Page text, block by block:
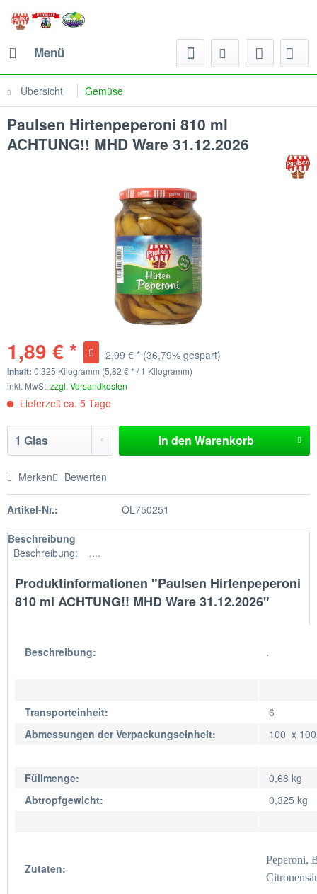
Menü
Übersicht Gemüse
Paulsen Hirtenpeperoni 810 ml
ACHTUNG!! MHD Ware 31.12.2026
1,89 € * 2,99 € * (36,79% gespart)
Inhalt: 0.325 Kilogramm (5,82 € * / 1 Kilogramm)
inkl. MwSt. zzgl. Versandkosten
Lieferzeit ca. 5 Tage
In den Warenkorb
Merken Bewerten
Artikel-Nr.: OL750251
Beschreibung
Beschreibung: ....
Produktinformationen "Paulsen Hirtenpeperoni
810 ml ACHTUNG!! MHD Ware 31.12.2026"
Beschreibung: .
Transporteinheit:
6
Abmessungen der Verpackungseinheit:
100 x
Füllmenge:
0,68 kg
Abtropfgewicht:
0,325 kg
Zutaten:
Peperoni,